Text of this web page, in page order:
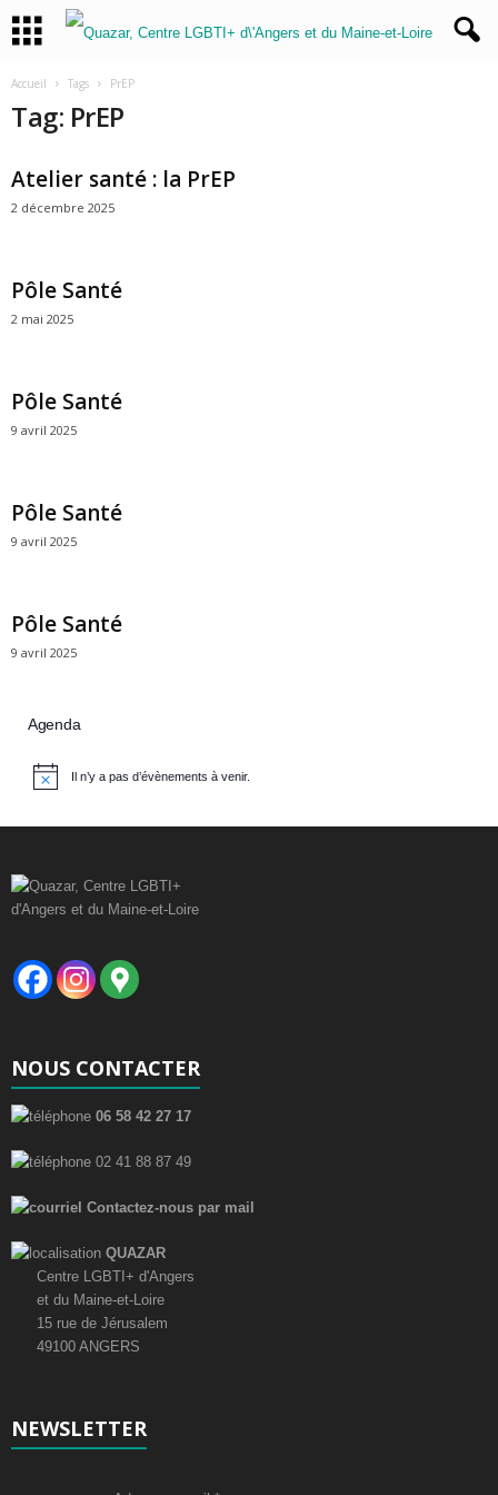
Accueil Tags PrEP
Tag: PrEP
Atelier santé : la PrEP
2 décembre 2025
Pôle Santé
2 mai 2025
Pôle Santé
9 avril 2025
Pôle Santé
9 avril 2025
Pôle Santé
9 avril 2025
Agenda
Il n’y a pas d’évènements à venir.
NOUS CONTACTER
06 58 42 27 17
02 41 88 87 49
Contactez-nous par mail
QUAZAR
Centre LGBTI+ d'Angers
et du Maine-et-Loire
15 rue de Jérusalem
49100 ANGERS
NEWSLETTER